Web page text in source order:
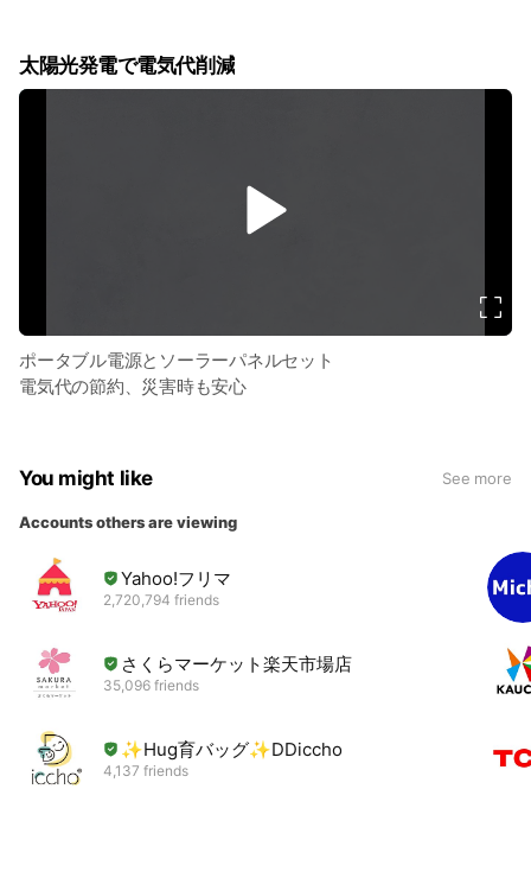
太陽光発電で電気代削減
ポータブル電源とソーラーパネルセット
電気代の節約、災害時も安心
You might like See more
Accounts others are viewing
Yahoo!フリマ
2,720,794 friends
さくらマーケット楽天市場店
35,096 friends
✨Hug育バッグ✨DDiccho
4,137 friends